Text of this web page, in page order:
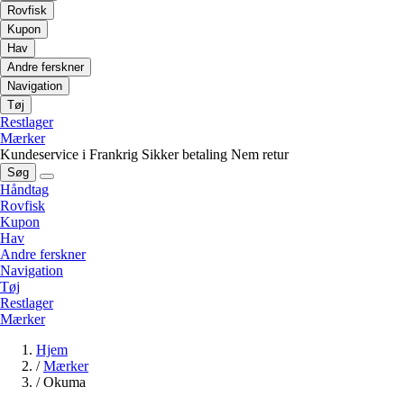
Rovfisk
Kupon
Hav
Andre ferskner
Navigation
Tøj
Restlager
Mærker
Kundeservice i Frankrig Sikker betaling Nem retur
Søg
Håndtag
Rovfisk
Kupon
Hav
Andre ferskner
Navigation
Tøj
Restlager
Mærker
Hjem
/ Mærker
/ Okuma